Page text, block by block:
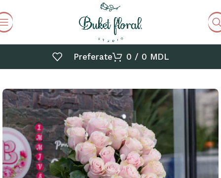
Preferate 0 / 0 MDL